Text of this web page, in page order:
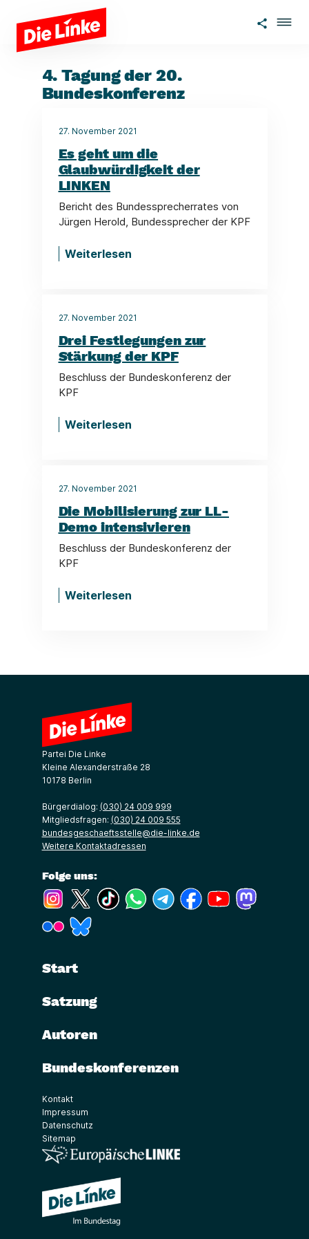
Zum Hauptinhalt springen
4. Tagung der 20.
Bundeskonferenz
27. November 2021
Es geht um die
Glaubwürdigkeit der
LINKEN
Bericht des Bundessprecherrates von
Jürgen Herold, Bundessprecher der KPF
Weiterlesen
27. November 2021
Drei Festlegungen zur
Stärkung der KPF
Beschluss der Bundeskonferenz der
KPF
Weiterlesen
27. November 2021
Die Mobilisierung zur LL-
Demo intensivieren
Beschluss der Bundeskonferenz der
KPF
Weiterlesen
Partei Die Linke
Kleine Alexanderstraße 28
10178 Berlin
Bürgerdialog: (030) 24 009 999
Mitgliedsfragen: (030) 24 009 555
bundesgeschaeftsstelle@die-linke.de
Weitere Kontaktadressen
Folge uns:
(Link öffnet ein neues Fenster)
(Link öffnet ein neues Fenster)
(Link öffnet ein neues Fenster)
(Link öffnet ein neues Fenster)
(Link öffnet ein neues Fenster)
(Link öffnet ein neues
(Link öffnet ein
(Link öffnet ein neues Fenster)
Start
Satzung
Autoren
Bundeskonferenzen
Kontakt
Impressum
Datenschutz
Sitemap
(Link öffnet ein neues Fenster)